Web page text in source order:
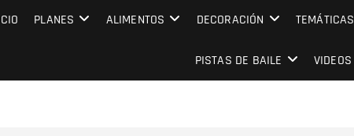
EVENTO CAPITAL
PLANES ALIMENTOS DECORACIÓN TEMÁTICAS
PISTAS DE BAILE VIDEOS